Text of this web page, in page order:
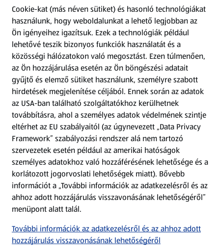
Kérdőív
Fizetési lehetőségek
ALDI utalványok
Árcsökkentés
Adattörlő alkalmazás
Szervizpont
(új oldalon nyílik meg)
Fedezz fel minket az interneten!
Töltsd le az ALDI Magyarország applikációt!
Cookie-kat (más néven sütiket) és hasonló technológiákat
használunk, hogy weboldalunkat a lehető legjobban az
Ön igényeihez igazítsuk. Ezek a technológiák például
lehetővé teszik bizonyos funkciók használatát és a
közösségi hálózatokon való megosztást. Ezen túlmenően,
az Ön hozzájárulása esetén az Ön böngészési adatait
gyűjtő és elemző sütiket használunk, személyre szabott
hirdetések megjelenítése céljából. Ennek során az adatok
az USA-ban található szolgáltatókhoz kerülhetnek
továbbításra, ahol a személyes adatok védelmének szintje
eltérhet az EU szabályaitól (az úgynevezett „Data Privacy
Framework” szabályozási rendszer alá nem tartozó
szervezetek esetén például az amerikai hatóságok
személyes adatokhoz való hozzáférésének lehetősége és a
korlátozott jogorvoslati lehetőségek miatt). Bővebb
információt a „További információk az adatkezelésről és az
ahhoz adott hozzájárulás visszavonásának lehetőségéről”
menüpont alatt talál.
További információk az adatkezelésről és az ahhoz adott
hozzájárulás visszavonásának lehetőségéről